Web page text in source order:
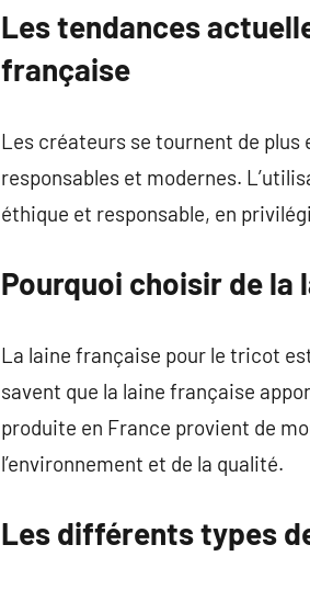
Les tendances
française
Les créateurs se tournent de
responsables et modernes.
éthique et responsable, en
Pourquoi choisir de
La laine française pour le tricot
savent que la laine française
produite en France provient de
l’environnement et de la qualité.
Les différents types